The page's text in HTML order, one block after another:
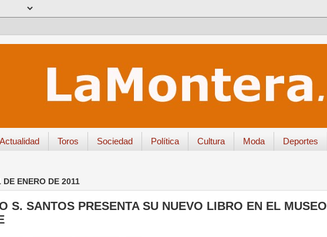
Actualidad Toros Sociedad Política Cultura Moda Deportes
DE ENERO DE 2011
S. SANTOS PRESENTA SU NUEVO LIBRO EN EL MUSEO